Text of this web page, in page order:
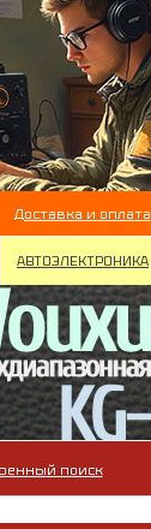
Доставка и оплата
АВТОЭЛЕКТРОНИКА
поиск